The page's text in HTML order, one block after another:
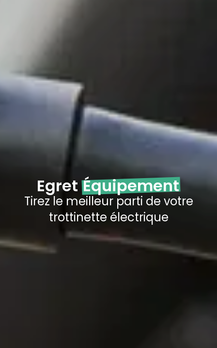
EgretÉquipement
Tirez le meilleur parti de votre
trottinette électrique